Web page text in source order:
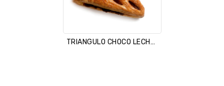
TRIANGULO CHOCO LECHE /CREMA